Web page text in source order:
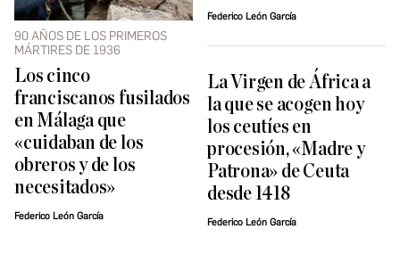
90 AÑOS DE LOS PRIMEROS
MÁRTIRES DE 1936
Los cinco
franciscanos fusilados
en Málaga que
«cuidaban de los
obreros y de los
necesitados»
Federico León García
Federico León García
La Virgen de África a
la que se acogen hoy
los ceutíes en
procesión, «Madre y
Patrona» de Ceuta
desde 1418
Federico León García